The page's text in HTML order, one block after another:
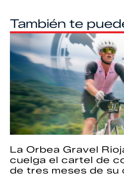
También te
La Orbea Gravel
cuelga el cartel de
de tres meses de su